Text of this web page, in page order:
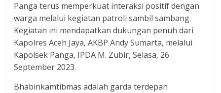
Panga terus memperkuat interaksi positif dengan
warga melalui kegiatan patroli sambil sambang.
Kegiatan ini mendapatkan dukungan penuh dari
Kapolres Aceh Jaya, AKBP Andy Sumarta, melalui
Kapolsek Panga, IPDA M. Zubir, Selasa, 26
September 2023.
Bhabinkamtibmas adalah garda terdepan